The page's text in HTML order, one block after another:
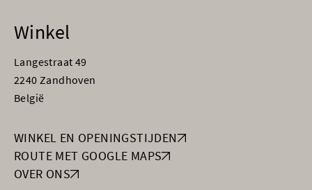
Winkel
Langestraat 49
2240 Zandhoven
België
WINKEL EN OPENINGSTIJDEN
ROUTE MET GOOGLE MAPS
OVER ONS